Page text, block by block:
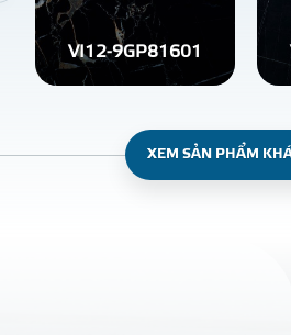
VI12-9GP81601
XEM SẢN PHẨM